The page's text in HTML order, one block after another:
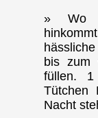
» Wo
bis zum
füllen.
Tütchen
Nacht